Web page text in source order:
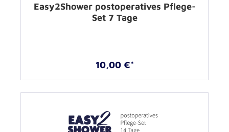
Easy2Shower postoperatives Pflege-
Set 7 Tage
10,00 €*